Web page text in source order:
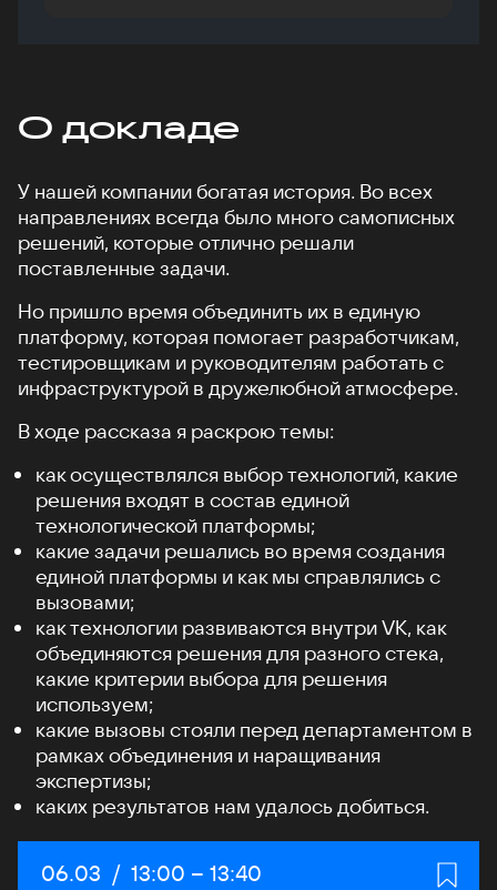
О докладе
У нашей компании богатая история. Во всех
направлениях всегда было много самописных
решений, которые отлично решали
поставленные задачи.
Но пришло время объединить их в единую
платформу, которая помогает разработчикам,
тестировщикам и руководителям работать с
инфраструктурой в дружелюбной атмосфере.
В ходе рассказа я раскрою темы:
как осуществлялся выбор технологий, какие
решения входят в состав единой
технологической платформы;
какие задачи решались во время создания
единой платформы и как мы справлялись с
вызовами;
как технологии развиваются внутри VK, как
объединяются решения для разного стека,
какие критерии выбора для решения
используем;
какие вызовы стояли перед департаментом в
рамках объединения и наращивания
экспертизы;
каких результатов нам удалось добиться.
Дата:
06.03 / Начало:
13:00 – Конец:
13:40